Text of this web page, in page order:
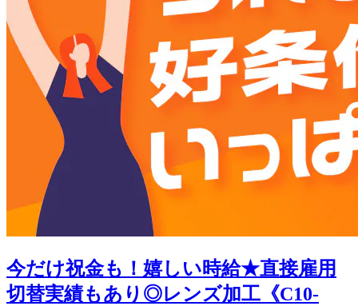
今だけ祝金も！嬉しい時給★直接雇用
切替実績もあり◎レンズ加工《C10-